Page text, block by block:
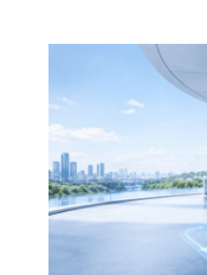
System
ist nicht
zuerst 10-
produziert
werden